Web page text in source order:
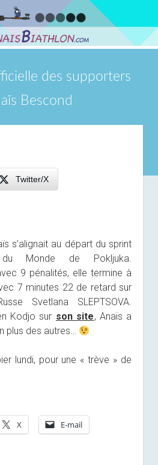
des supporters
Bescond
Twitter/X
s’alignait au départ du sprint
Monde de Pokljuka.
9 pénalités, elle termine à
7 minutes 22 de retard sur
Svetlana SLEPTSOVA.
Kodjo sur son site, Anaïs a
plus des autres…
lundi, pour une « trève » de
X E-mail